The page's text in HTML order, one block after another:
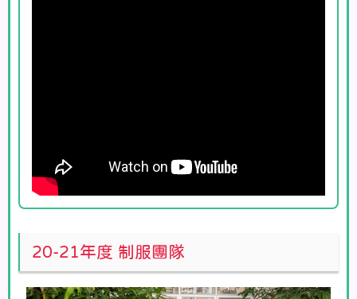
20-21年度 制服團隊